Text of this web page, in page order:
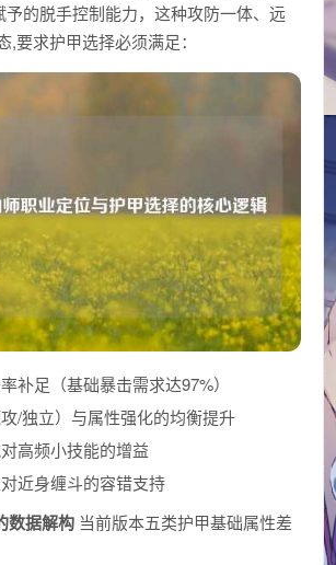
予的脱手控制能力，这种攻防一体、远
,要求护甲选择必须满足：
补足（基础暴击需求达97%）
/独立）与属性强化的均衡提升
高频小技能的增益
近身缠斗的容错支持
数据解构 当前版本五类护甲基础属性差